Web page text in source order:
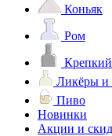
Коньяк
Ром
Крепкий
Ликёры и
Пиво
Новинки
Акции и